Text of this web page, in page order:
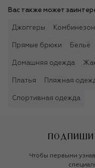
Вас также может
Джоггеры
Прямые брюки Бельё
Домашняя одежда
Платья Пляжная
Спортивная одежда
Чтобы первыми